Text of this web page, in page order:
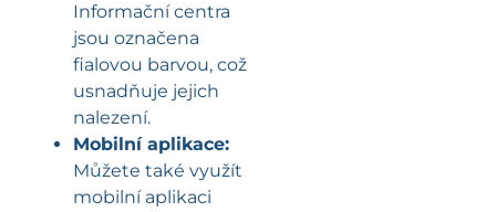
Informační centra
jsou označena
fialovou barvou, což
usnadňuje jejich
nalezení.
Mobilní aplikace:
Můžete také využít
mobilní aplikaci